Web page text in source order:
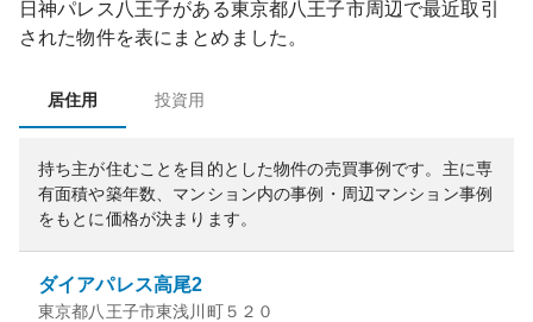
日神パレス八王子がある東京都八王子市周辺で最近取引
された物件を表にまとめました。
居住用 投資用
持ち主が住むことを目的とした物件の売買事例です。 主に専
有面積や築年数、マンション内の事例・周辺マンション事例
をもとに価格が決まります。
ダイアパレス高尾2
東京都八王子市東浅川町５２０